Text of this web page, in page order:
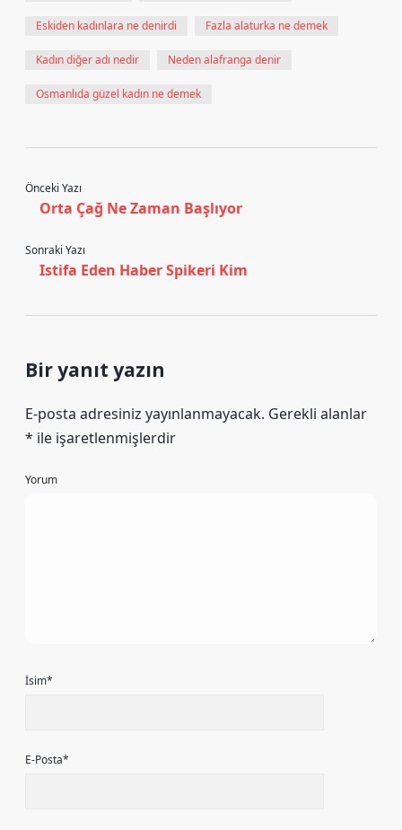
Eskiden kadınlara ne denirdi Fazla alaturka ne demek
Kadın diğer adı nedir Neden alafranga denir
Osmanlıda güzel kadın ne demek
Önceki Yazı
Orta Çağ Ne Zaman Başlıyor
Sonraki Yazı
Istifa Eden Haber Spikeri Kim
Bir yanıt yazın
E-posta adresiniz yayınlanmayacak. Gerekli alanlar
* ile işaretlenmişlerdir
Yorum
İsim*
E-Posta*